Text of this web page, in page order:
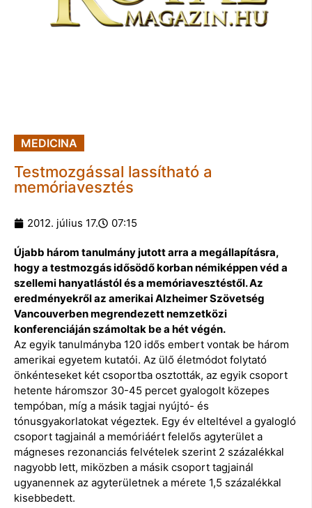
MEDICINA
Testmozgással lassítható a
memóriavesztés
2012. július 17. 07:15
Újabb három tanulmány jutott arra a megállapításra,
hogy a testmozgás idősödő korban némiképpen véd a
szellemi hanyatlástól és a memóriavesztéstől. Az
eredményekről az amerikai Alzheimer Szövetség
Vancouverben megrendezett nemzetközi
konferenciáján számoltak be a hét végén.
Az egyik tanulmányba 120 idős embert vontak be három
amerikai egyetem kutatói. Az ülő életmódot folytató
önkénteseket két csoportba osztották, az egyik csoport
hetente háromszor 30-45 percet gyalogolt közepes
tempóban, míg a másik tagjai nyújtó- és
tónusgyakorlatokat végeztek. Egy év elteltével a gyalogló
csoport tagjainál a memóriáért felelős agyterület a
mágneses rezonanciás felvételek szerint 2 százalékkal
nagyobb lett, miközben a másik csoport tagjainál
ugyanennek az agyterületnek a mérete 1,5 százalékkal
kisebbedett.